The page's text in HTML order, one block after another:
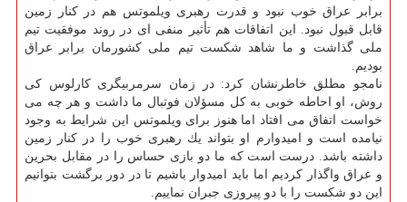
برابر عراق خوب نبود و قدرت رهبری ویلموتس هم در كنار زمین
قابل قبول نبود. این اتفاقات هم تأثیر منفی ای در روند موفقیت تیم
ملی گذاشت و ما شاهد شكست تیم ملی كشورمان برابر عراق
بودیم.
نامجو مطلق خاطرنشان كرد: در زمان سرمربیگری كارلوس كی
روش، او احاطه خوبی به كل مسؤلان فوتبال ما داشت و هر چه می
خواست اتفاق می افتاد اما هنوز برای ویلموتس این شرایط به وجود
نیامده است و امیدوارم او بتواند یك رهبری خوب را در كنار زمین
داشته باشد. درست است كه ما دو بازی حساس را در مقابل بحرین
و عراق واگذار كردیم اما باید امیدوار باشیم تا در دور برگشت بتوانیم
این دو شكست را با دو پیروزی جبران نماییم.